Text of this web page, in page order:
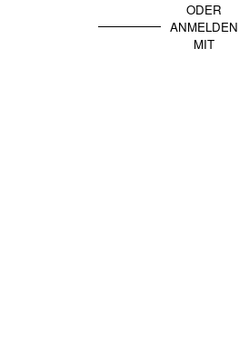
ODER
ANMELDEN
MIT